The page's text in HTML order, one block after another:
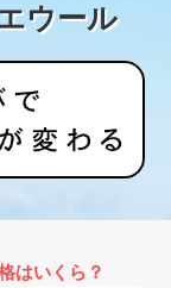
ウール
はいくら？